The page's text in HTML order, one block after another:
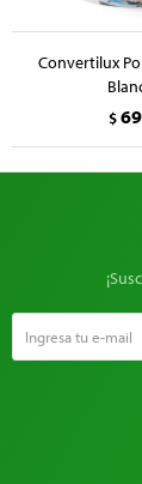
Convertilux
$